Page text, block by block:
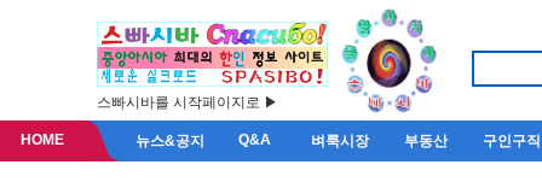
스빠시바를 시작페이지로 ▶
HOME 뉴스&공지 Q&A 벼룩시장 부동산 구인구직